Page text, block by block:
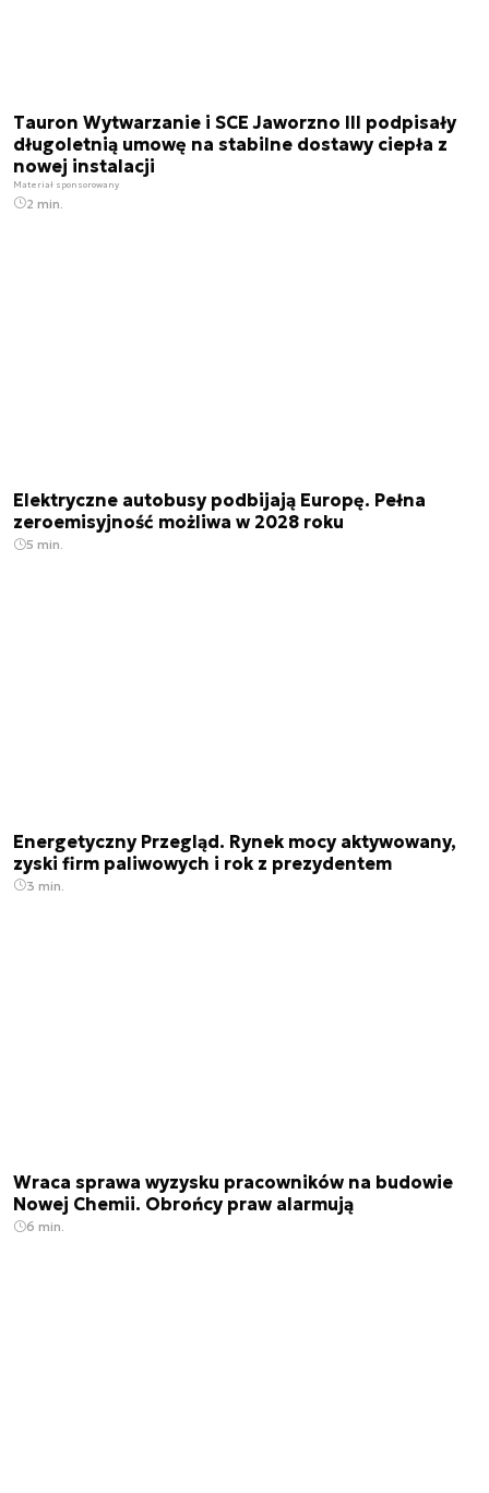
Tauron Wytwarzanie i SCE Jaworzno III podpisały
długoletnią umowę na stabilne dostawy ciepła z
nowej instalacji
Materiał sponsorowany
2 min.
Elektryczne autobusy podbijają Europę. Pełna
zeroemisyjność możliwa w 2028 roku
5 min.
Energetyczny Przegląd. Rynek mocy aktywowany,
zyski firm paliwowych i rok z prezydentem
3 min.
Wraca sprawa wyzysku pracowników na budowie
Nowej Chemii. Obrońcy praw alarmują
6 min.